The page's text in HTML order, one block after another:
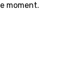
moment.